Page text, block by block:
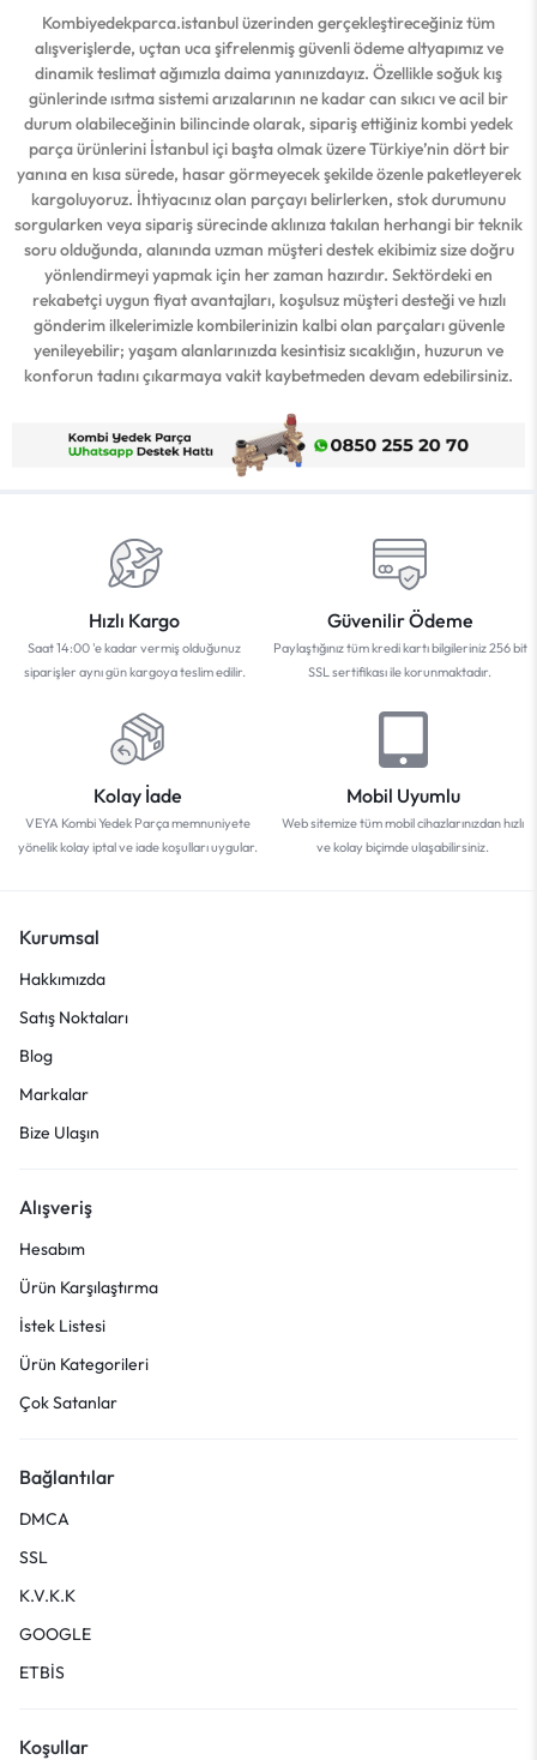
Kombiyedekparca.istanbul üzerinden gerçekleştireceğiniz tüm
alışverişlerde, uçtan uca şifrelenmiş güvenli ödeme altyapımız ve
dinamik teslimat ağımızla daima yanınızdayız. Özellikle soğuk kış
günlerinde ısıtma sistemi arızalarının ne kadar can sıkıcı ve acil bir
durum olabileceğinin bilincinde olarak, sipariş ettiğiniz kombi yedek
parça ürünlerini İstanbul içi başta olmak üzere Türkiye’nin dört bir
yanına en kısa sürede, hasar görmeyecek şekilde özenle paketleyerek
kargoluyoruz. İhtiyacınız olan parçayı belirlerken, stok durumunu
sorgularken veya sipariş sürecinde aklınıza takılan herhangi bir teknik
soru olduğunda, alanında uzman müşteri destek ekibimiz size doğru
yönlendirmeyi yapmak için her zaman hazırdır. Sektördeki en
rekabetçi uygun fiyat avantajları, koşulsuz müşteri desteği ve hızlı
gönderim ilkelerimizle kombilerinizin kalbi olan parçaları güvenle
yenileyebilir; yaşam alanlarınızda kesintisiz sıcaklığın, huzurun ve
konforun tadını çıkarmaya vakit kaybetmeden devam edebilirsiniz.
Hızlı Kargo
Saat 14:00 'e kadar vermiş olduğunuz
siparişler aynı gün kargoya teslim edilir.
Güvenilir Ödeme
Paylaştığınız tüm kredi kartı bilgileriniz 256 bit
SSL sertifikası ile korunmaktadır.
Kolay İade
VEYA Kombi Yedek Parça memnuniyete
yönelik kolay iptal ve iade koşulları uygular.
Mobil Uyumlu
Web sitemize tüm mobil cihazlarınızdan hızlı
ve kolay biçimde ulaşabilirsiniz.
Kurumsal
Hakkımızda
Satış Noktaları
Blog
Markalar
Bize Ulaşın
Alışveriş
Hesabım
Ürün Karşılaştırma
İstek Listesi
Ürün Kategorileri
Çok Satanlar
Bağlantılar
DMCA
SSL
K.V.K.K
GOOGLE
ETBİS
Koşullar